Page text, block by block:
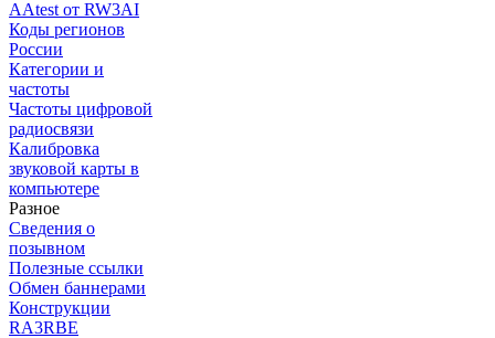
AAtest от RW3AI
Коды регионов
России
Категории и
частоты
Частоты цифровой
радиосвязи
Калибровка
звуковой карты в
компьютере
Разное
Сведения о
позывном
Полезные ссылки
Обмен баннерами
Конструкции
RA3RBE